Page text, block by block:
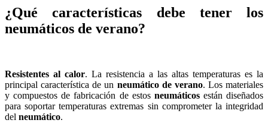
¿Qué características debe tener los
neumáticos de verano?
Resistentes al calor. La resistencia a las altas temperaturas es la
principal característica de un neumático de verano. Los materiales
y compuestos de fabricación de estos neumáticosestán diseñados
para soportar temperaturas extremas sin comprometer la integridad
del neumático.